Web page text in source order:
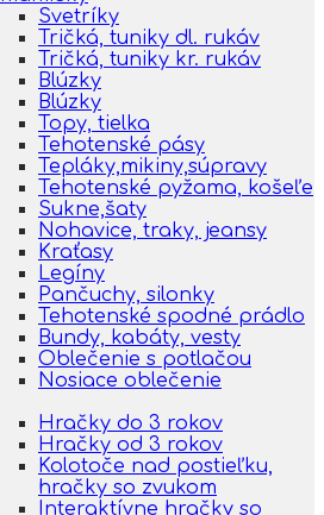
Svetríky
Tričká, tuniky dl. rukáv
Tričká, tuniky kr. rukáv
Blúzky
Blúzky
Topy, tielka
Tehotenské pásy
Tepláky,mikiny,súpravy
Tehotenské pyžama, košeľe
Sukne,šaty
Nohavice, traky, jeansy
Kraťasy
Legíny
Pančuchy, silonky
Tehotenské spodné prádlo
Bundy, kabáty, vesty
Oblečenie s potlačou
Nosiace oblečenie
Hračky do 3 rokov
Hračky od 3 rokov
Kolotoče nad postieľku,
hračky so zvukom
Interaktívne hračky so